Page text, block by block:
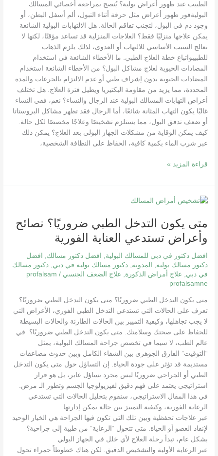
الطبيب عند ظهور أعراض بولية؟ يُنصح بمراجعة أخصائي المسالك
البوليةفور ظهور أعراض مثل حرقة أثناء التبول، ألم أسفل البطن، أو
وجود دم في البول، لتجنب تفاقم الحالة. هل الالتهابات البولية الشائعة
يمكن علاجها منزليًا فقط؟ العلاجات المنزلية قد تساعد مؤقتًا، لكنها لا
تعالج السبب الأساسي للالتهاب أو العدوى، لذلك يلزم الذهاب
للطبيبواتباع خطة العلاج الطبي. ما الأخطاء الشائعة في استخدام
المضادات الحيوية لعلاج مشاكل البول؟ من الأخطاء الشائعة استخدام
المضادات الحيوية بدون إشراف طبي أو عدم الالتزام بالجرعات والمدة
المحددة، مما يزيد من مقاومة البكتيريا ويطيل فترة العلاج. هل تختلف
أعراض التهابات المسالك البولية عند الرجال والنساء؟ نعم، ففي النساء
غالبًا يكون التهاب المثانة شائعًا، أما الرجال فقد تظهر مشاكل البروستاتا
أو ضعف تدفق البول، مما يستلزم تشخيصًا وعلاجًا مخصصًا لكل حالة.
كيف يمكن الوقاية من مشكلات الجهاز البولي بعد العلاج؟ يمكن ذلك
عبر شرب الماء بكمية كافية، الحفاظ على النظافة الشخصية،
قراءة المزيد »
متى يكون التدخل الطبي ضروريًا؟ نصائح
وأعراض تستدعي العناية الفورية
افضل دكتور في دبي للمسالك البولية, افضل دكتور مسالك,
افضل
دكتور مسالك بولية, المدونة,دكتور مسالك بولية في دبي,دكتور مسالك
في دبي, علاج أمراض الذكورة, علاج الضعف الجنسي /
profalsam
profalsamne
متى يكون التدخل الطبي ضروريًا؟ متى يكون التدخل الطبي ضروريًا؟
تعرف على الحالات التي تستدعي التدخل الطبي الفوري، الأعراض التي
لا يجب تجاهلها، وكيفية التمييز بين الحالات الطارئة والحالات البسيطة
للحفاظ على صحتك وسلامتك. متى يكون التدخل الطبي ضروريًا؟ في
عالم الطب، لا سيما في تخصص جراحة المسالك البولية، يمثل
“التوقيت” الفارق الجوهري بين الشفاء الكامل وبين حدوث مضاعفات
مستديمة قد تؤثر على جودة الحياة. إن التساؤل حول متى يكون التدخل
الطبي أو الجراحي ضروريًا ليس مجرد تساؤل عابر، بل هو قرار
استراتيجي يعتمد على فهم دقيق لفيزيولوجيا الجسم وتطور الـ مرض.
في هذا المقال الاستراتيجي، سنقوم بتحليل الحالات التي تستدعي
الرعاية الفورية، وكيفية التمييز بين حالة يمكن إدارتها
عبر علاجات تحفظية وبين تلك التي تكون فيها الجراحة هي الخيار الوحيد
لإنقاذ العضو أو الحياة. متى تتحول “الرعاية” من طبية إلى جراحية؟
بشكل عام، تبدأ رحلة العلاج لأي خلل في الجهاز البولي
عبر الرعاية الأولية والتشخيص الدقيق. لكن هناك خطوطاً حمراء تحول
متى
التدخل
الطبي
ضروريًا؟
نصائح
وأعراض
تستدعي
العناية
الفورية